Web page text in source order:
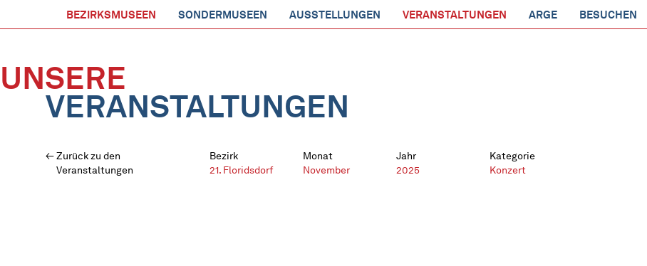
BEZIRKSMUSEEN SONDERMUSEEN AUSSTELLUNGEN VERANSTALTUNGEN ARGE BESUCHEN
UNSERE
VERANSTALTUNGEN
Zurück zu den
Veranstaltungen
Bezirk
21. Floridsdorf
Monat
November
Jahr
2025
Kategorie
Konzert